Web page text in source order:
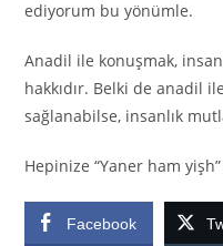
ediyorum bu yönümle.
Anadil ile konuşmak,
hakkıdır. Belki de anadil
sağlanabilse, insanlık
Hepinize “Yaner ham
Facebook